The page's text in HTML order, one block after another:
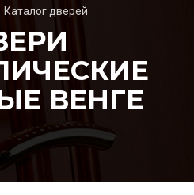
Каталог дверей
ВЕНГЕ